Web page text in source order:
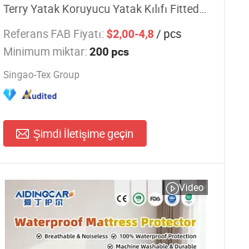
Terry Yatak Koruyucu Yatak Kılıfı Fitted
Çarşaf Sessiz
Referans FAB Fiyatı:$2,00-4,8/ pcs
Minimum miktar:200 pcs
Singao-Tex Group
Şimdi İletişime geçin
Video